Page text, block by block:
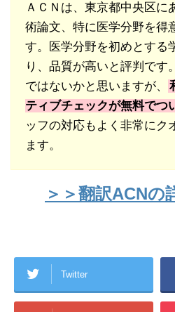
ＡＣＮは、東京都中央区に
術論文、特に医学分野を得
す。医学分野を初めとする
り、品質が高いと評判です
ではないかと思いますが、
ティブチェックが無料でつ
ッフの対応もよく非常にク
ます。
＞＞翻訳ACNの
Twitter